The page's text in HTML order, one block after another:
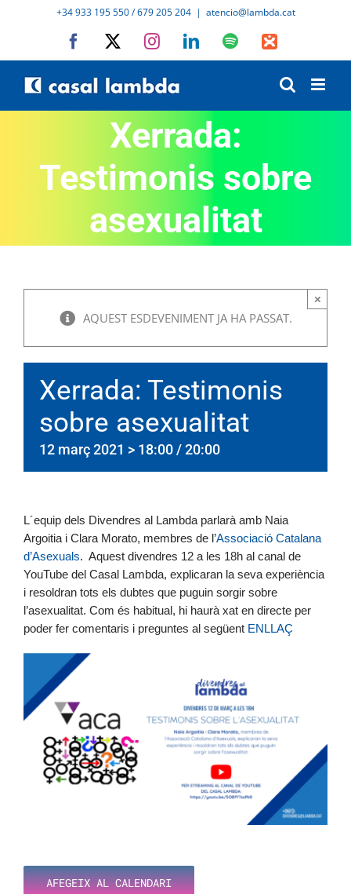
+34 933 195 550 / 679 205 204 | atencio@lambda.cat
Facebook InstagramLinkedInSpotifyIVoox
Xerrada:
Testimonis sobre
asexualitat
AQUEST ESDEVENIMENT JA HA PASSAT.
×
Xerrada: Testimonis
sobre asexualitat
12 març 2021 > 18:00/20:00
L´equip dels Divendres al Lambda parlarà amb Naia
Argoitia i Clara Morato, membres de l’Associació Catalana
d’Asexuals. Aquest divendres 12 a les 18h al canal de
YouTube del Casal Lambda, explicaran la seva experiència
i resoldran tots els dubtes que puguin sorgir sobre
l’asexualitat. Com és habitual, hi haurà xat en directe per
poder fer comentaris i preguntes al següent ENLLAÇ
AFEGEIX AL CALENDARI